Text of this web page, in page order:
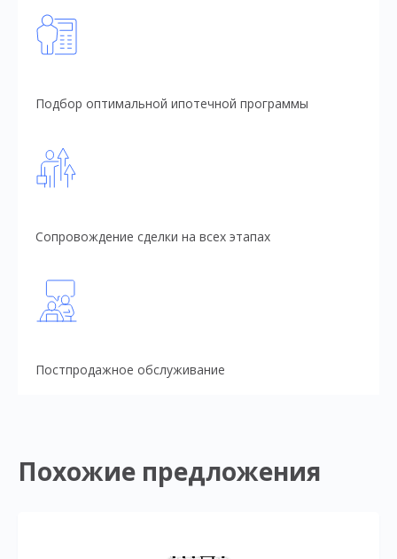
Подбор оптимальной ипотечной программы
Сопровождение сделки на всех этапах
Постпродажное обслуживание
Похожие предложения